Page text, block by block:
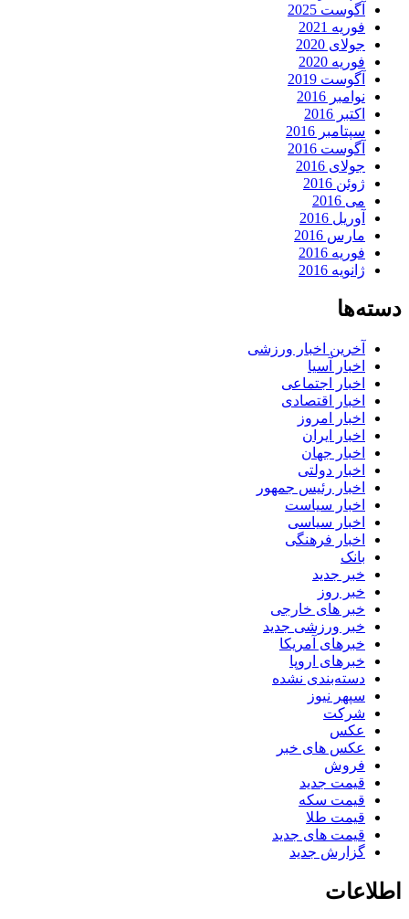
آگوست 2025
فوریه 2021
جولای 2020
فوریه 2020
آگوست 2019
نوامبر 2016
اکتبر 2016
سپتامبر 2016
آگوست 2016
جولای 2016
ژوئن 2016
می 2016
آوریل 2016
مارس 2016
فوریه 2016
ژانویه 2016
دسته‌ها
آخرین اخبار ورزشی
اخبار آسیا
اخبار اجتماعی
اخبار اقتصادی
اخبار امروز
اخبار ایران
اخبار جهان
اخبار دولتی
اخبار رئیس جمهور
اخبار سیاست
اخبار سیاسی
اخبار فرهنگی
بانک
خبر جدید
خبر روز
خبر های خارجی
خبر ورزشی جدید
خبرهای آمریکا
خبرهای اروپا
دسته‌بندی نشده
سپهر نیوز
شرکت
عکس
عکس های خبر
فروش
قیمت جدید
قیمت سکه
قیمت طلا
قیمت های جدید
گزارش جدید
اطلاعات